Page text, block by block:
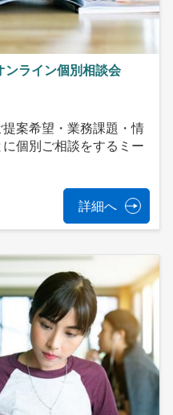
ライン個別相談会
案希望・業務課題・情
個別ご相談をするミー
詳細へ